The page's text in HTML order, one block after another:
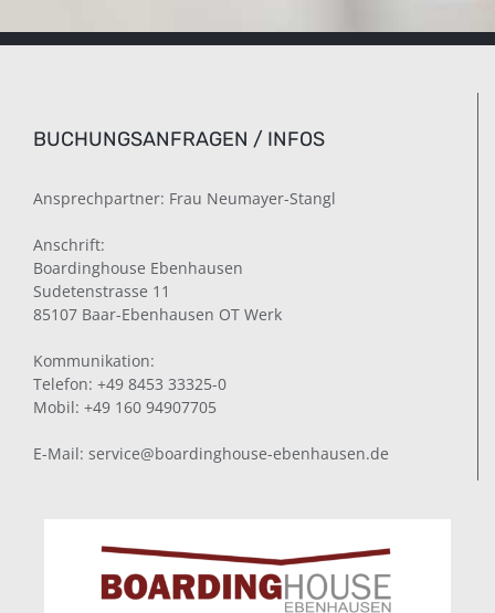
BUCHUNGSANFRAGEN / INFOS
Ansprechpartner: Frau Neumayer-Stangl
Anschrift:
Boardinghouse Ebenhausen
Sudetenstrasse 11
85107 Baar-Ebenhausen OT Werk
Kommunikation:
Telefon: +49 8453 33325-0
Mobil: +49 160 94907705
E-Mail: service@boardinghouse-ebenhausen.de